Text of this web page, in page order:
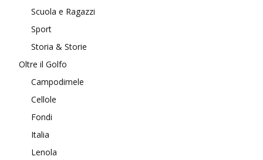
Scuola e Ragazzi
Sport
Storia & Storie
Oltre il Golfo
Campodimele
Cellole
Fondi
Italia
Lenola